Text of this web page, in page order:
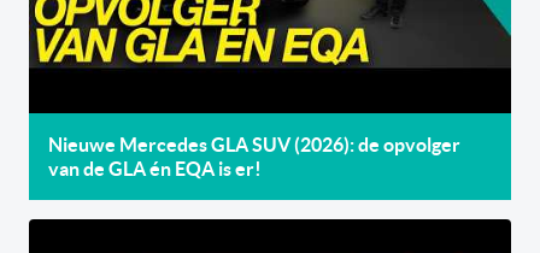
Nieuwe Mercedes GLA SUV (2026): de opvolger
van de GLA én EQA is er!